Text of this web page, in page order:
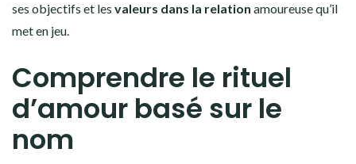
ses objectifs et les valeurs dans la relation amoureuse qu’il
met en jeu.
Comprendre le rituel
d’amour basé sur le
nom